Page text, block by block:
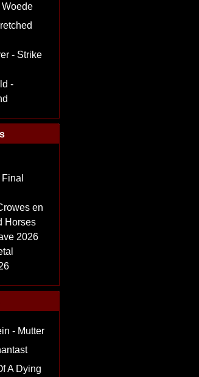
- Strike
-
en
Horses
2026
- Mutter
A Dying